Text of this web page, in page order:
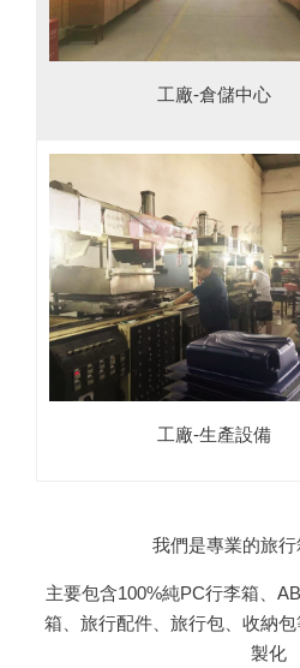
工廠-倉儲中心
工廠-生產設備
我們是專業的旅
主要包含100%純PC行李箱、
箱、旅行配件、旅行包、收納
製化